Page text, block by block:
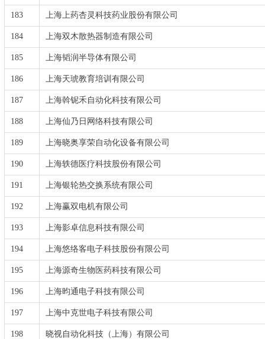
183 上海上药杏灵科技药业股份有限公司
184 上海双木散热器制造有限公司
185 上海韬润半导体有限公司
186 上海天琥教育培训有限公司
187 上海斡铌禾自动化科技有限公司
188 上海仙乃日网络科技有限公司
189 上海晓奥享荣自动化设备有限公司
190 上海轶德医疗科技股份有限公司
191 上海银轮热交换系统有限公司
192 上海赢双电机有限公司
193 上海影卓信息科技有限公司
194 上海悠络客电子科技股份有限公司
195 上海源奇生物医药科技有限公司
196 上海昀通电子科技有限公司
197 上海中克世电子科技有限公司
198 晓视自动化科技（上海）有限公司